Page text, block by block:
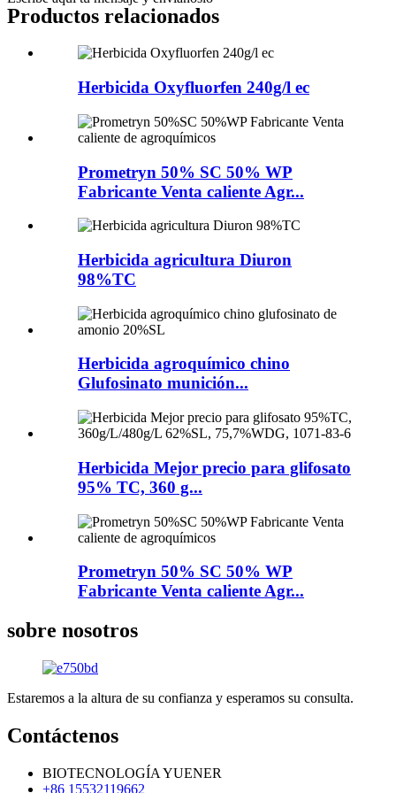
Productos relacionados
Herbicida Oxyfluorfen 240g/l ec
Prometryn 50% SC 50% WP
Fabricante Venta caliente Agr...
Herbicida agricultura Diuron
98%TC
Herbicida agroquímico chino
Glufosinato munición...
Herbicida Mejor precio para glifosato
95% TC, 360 g...
Prometryn 50% SC 50% WP
Fabricante Venta caliente Agr...
sobre nosotros
Estaremos a la altura de su confianza y esperamos su consulta.
Contáctenos
BIOTECNOLOGÍA YUENER
+86 15532119662